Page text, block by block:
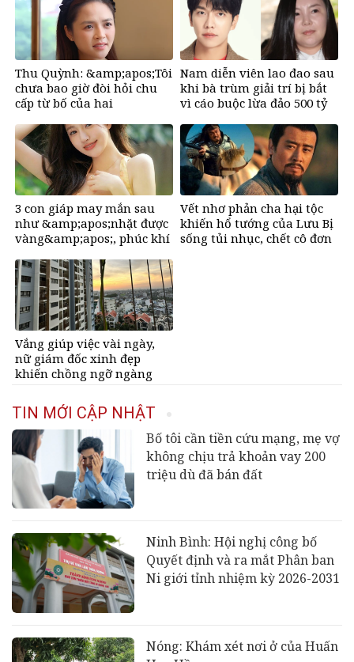
Thu Quỳnh: &amp;apos;Tôi
chưa bao giờ đòi hỏi chu
cấp từ bố của hai
Nam diễn viên lao đao sau
khi bà trùm giải trí bị bắt
vì cáo buộc lừa đảo 500 tỷ
3 con giáp may mắn sau
như &amp;apos;nhặt được
vàng&amp;apos;, phúc khí
một đêm sau ngày 6/8/2026
Vết nhơ phản cha hại tộc
khiến hổ tướng của Lưu Bị
sống tủi nhục, chết cô đơn
Vắng giúp việc vài ngày,
nữ giám đốc xinh đẹp
khiến chồng ngỡ ngàng
TIN MỚI CẬP NHẬT
Bố tôi cần tiền cứu mạng, mẹ vợ
không chịu trả khoản vay 200
triệu dù đã bán đất
Ninh Bình: Hội nghị công bố
Quyết định và ra mắt Phân ban
Ni giới tỉnh nhiệm kỳ 2026-2031
Nóng: Khám xét nơi ở của Huấn